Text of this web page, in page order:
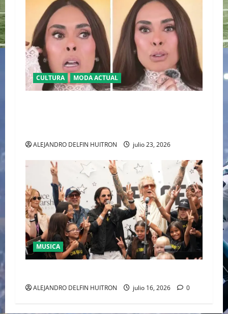
CULTURA MODA ACTUAL
ALEJANDRO DELFIN HUITRON julio 23, 2026
MUSICA
ALEJANDRO DELFIN HUITRON julio 16, 2026 0